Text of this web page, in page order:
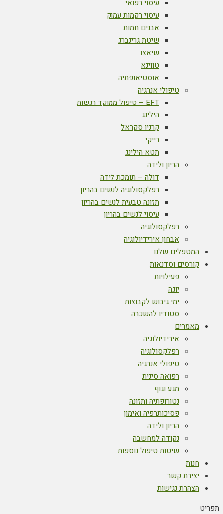
עיסוי רפואי
עיסוי רקמות עמוק
אבנים חמות
שיטת גרינברג
שיאצו
טווינא
אוסטיאופתיה
טיפולי אנרגיה
EFT – טיפול ממוקד רגשות
הילינג
קרניו סקראל
רייקי
תטא הילינג
הריון ולידה
דולה – תומכת לידה
רפלקסולוגיה לנשים בהריון
תזונה טבעית לנשים בהריון
עיסוי לנשים בהריון
רפלקסולוגיה
אבחון אירידיולוגיה
המטפלים שלנו
קורסים וסדנאות
פעילויות
יוגה
ימי גיבוש לקבוצות
סטודיו להשכרה
מאמרים
אירידיולוגיה
רפלקסולוגיה
טיפולי אנרגיה
רפואה סינית
מגע וגוף
נטורופתיה ותזונה
פסיכותרפיה ואימון
הריון ולידה
נקודה למחשבה
שיטות טיפול נוספות
חנות
יצירת קשר
הצהרת נגישות
תפריט